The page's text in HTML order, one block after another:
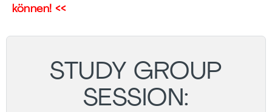
können! <<
STUDY GROUP
SESSION: